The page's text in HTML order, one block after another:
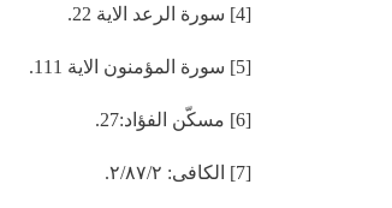
[4] سورة الرعد الاية 22.
[5] سورة المؤمنون الاية 111.
[6] مسکّن الفؤاد:27.
[7] الکافی: ۲/۸۷/۲.